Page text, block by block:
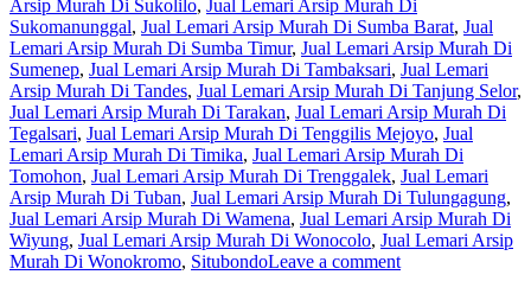
Arsip Murah Di Sukolilo, Jual Lemari Arsip Murah Di
Sukomanunggal, Jual Lemari Arsip Murah Di Sumba Barat, Jual
Lemari Arsip Murah Di Sumba Timur, Jual Lemari Arsip Murah Di
Sumenep, Jual Lemari Arsip Murah Di Tambaksari, Jual Lemari
Arsip Murah Di Tandes, Jual Lemari Arsip Murah Di Tanjung Selor,
Jual Lemari Arsip Murah Di Tarakan, Jual Lemari Arsip Murah Di
Tegalsari, Jual Lemari Arsip Murah Di Tenggilis Mejoyo, Jual
Lemari Arsip Murah Di Timika, Jual Lemari Arsip Murah Di
Tomohon, Jual Lemari Arsip Murah Di Trenggalek, Jual Lemari
Arsip Murah Di Tuban, Jual Lemari Arsip Murah Di Tulungagung,
Jual Lemari Arsip Murah Di Wamena, Jual Lemari Arsip Murah Di
Wiyung, Jual Lemari Arsip Murah Di Wonocolo, Jual Lemari Arsip
Murah Di Wonokromo, SitubondoLeave a comment